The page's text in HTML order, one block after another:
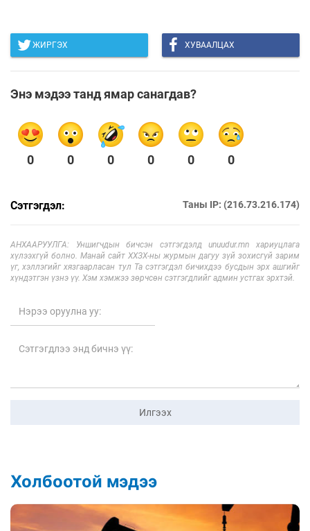
ЖИРГЭХ ХУВААЛЦАХ
Энэ мэдээ танд ямар санагдав?
0 0 0 0 0 0
Сэтгэгдэл: Таны IP: (216.73.216.174)
АНХААРУУЛГА: Уншигчдын бичсэн сэтгэгдэлд unuudur.mn хариуцлага
хүлээхгүй болно. Манай сайт ХХЗХ-ны журмын дагуу зүй зохисгүй зарим
үг, хэллэгийг хязгаарласан тул Та сэтгэгдэл бичихдээ бусдын эрх ашгийг
хүндэтгэн үзнэ үү. Хэм хэмжээ зөрчсөн сэтгэгдлийг админ устгах эрхтэй.
Илгээх
Холбоотой мэдээ